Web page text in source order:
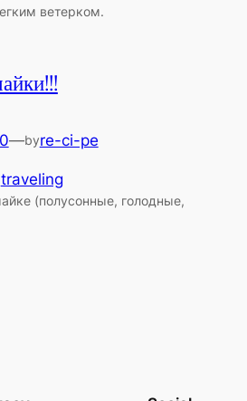
ветерком.
—byre-ci-pe
traveling
(полусонные, голодные,